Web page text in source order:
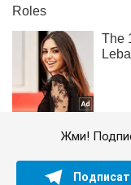
Жми!